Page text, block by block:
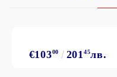
€10300 20145лв.